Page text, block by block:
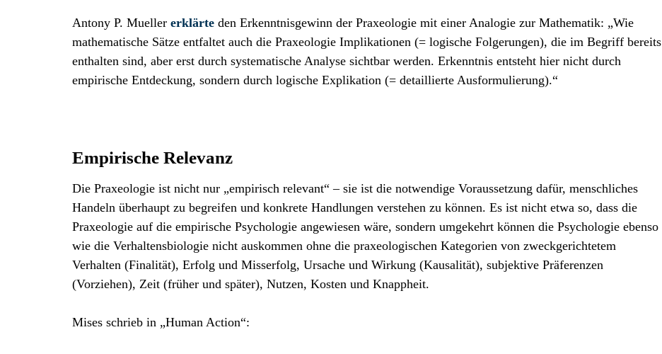
Antony P. Mueller erklärte den Erkenntnisgewinn der Praxeologie mit einer Analogie zur Mathematik: „Wie
mathematische Sätze entfaltet auch die Praxeologie Implikationen (= logische Folgerungen), die im Begriff bereits
enthalten sind, aber erst durch systematische Analyse sichtbar werden. Erkenntnis entsteht hier nicht durch
empirische Entdeckung, sondern durch logische Explikation (= detaillierte Ausformulierung).“
Empirische Relevanz
Die Praxeologie ist nicht nur „empirisch relevant“ – sie ist die notwendige Voraussetzung dafür, menschliches
Handeln überhaupt zu begreifen und konkrete Handlungen verstehen zu können. Es ist nicht etwa so, dass die
Praxeologie auf die empirische Psychologie angewiesen wäre, sondern umgekehrt können die Psychologie ebenso
wie die Verhaltensbiologie nicht auskommen ohne die praxeologischen Kategorien von zweckgerichtetem
Verhalten (Finalität), Erfolg und Misserfolg, Ursache und Wirkung (Kausalität), subjektive Präferenzen
(Vorziehen), Zeit (früher und später), Nutzen, Kosten und Knappheit.
Mises schrieb in „Human Action“: